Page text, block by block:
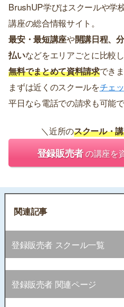
BrushUP学びはスクールや学校
講座の総合情報サイト。
最安・最短講座や開講日程、
払いなどをエリアごとに比較
無料でまとめて資料請求できま
まずは近くのスクールをチェ
平日なら電話での請求も可能で
＼近所のスクール・
登録販売者の講座を
関連記事
登録販売者 スクール一覧
登録販売者 関連ページ